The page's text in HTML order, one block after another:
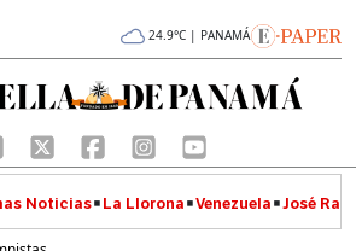
24.9°C | PANAMÁ
Noticias La Llorona Venezuela José